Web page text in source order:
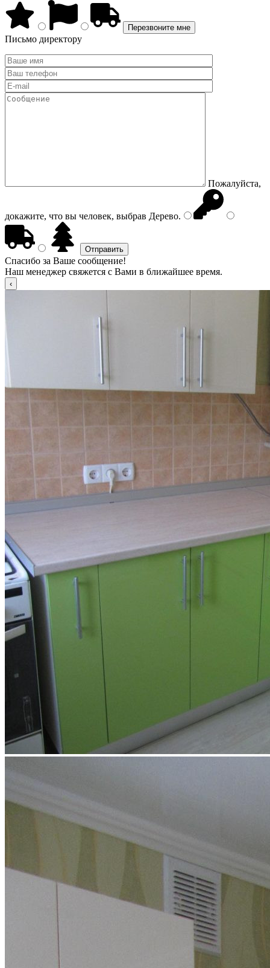
Письмо директору
Пожалуйста,
докажите, что вы человек, выбрав Дерево.
Спасибо за Ваше сообщение!
Наш менеджер свяжется с Вами в ближайшее время.